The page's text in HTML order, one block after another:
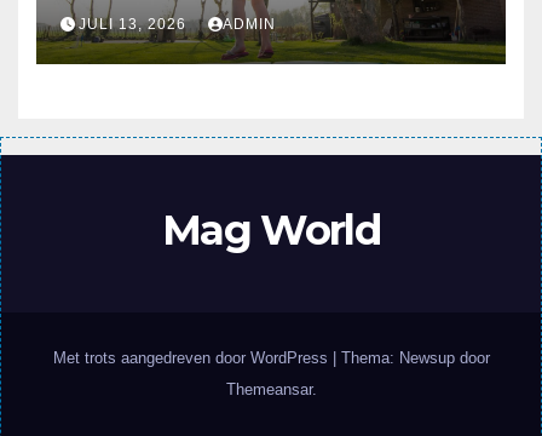
JULI 13, 2026 ADMIN
Mag World
Met trots aangedreven door WordPress
Thema: Newsup door
Themeansar.